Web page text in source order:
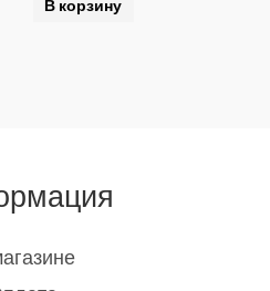
В корзину